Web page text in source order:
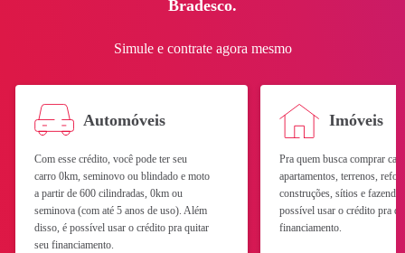
Bradesco.
Simule e contrate agora mesmo
Automóveis
Com esse crédito, você pode ter seu
carro 0km, seminovo ou blindado e moto
a partir de 600 cilindradas, 0km ou
seminova (com até 5 anos de uso). Além
disso, é possível usar o crédito pra quitar
seu financiamento.
Imóveis
Pra quem busca comprar
apartamentos, terrenos,
construções, sítios e
possível usar o crédito pra
financiamento.
Celular (com DDD)